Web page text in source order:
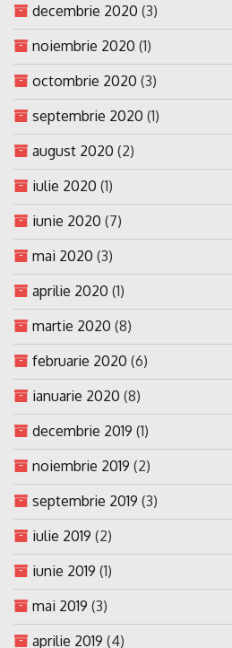
decembrie 2020 (3)
noiembrie 2020 (1)
octombrie 2020 (3)
septembrie 2020 (1)
august 2020 (2)
iulie 2020 (1)
iunie 2020 (7)
mai 2020 (3)
aprilie 2020 (1)
martie 2020 (8)
februarie 2020 (6)
ianuarie 2020 (8)
decembrie 2019 (1)
noiembrie 2019 (2)
septembrie 2019 (3)
iulie 2019 (2)
iunie 2019 (1)
mai 2019 (3)
aprilie 2019 (4)